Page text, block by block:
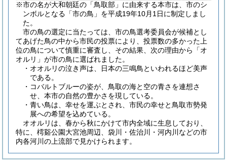
※市の名が大和朝廷の「鳥取部」に由来する本市は、市のシ
ンボルとなる「市の鳥」を平成19年10月1日に制定しまし
た。
市の鳥の選定に当たっては、市の鳥選考委員会が候補とし
てあげた鳥の中から市民の投票により、投票数の多かった上
位の鳥について慎重に審査し、その結果、次の理由から「オ
オルリ」が市の鳥に選ばれました。
・オオルリの泣き声は、日本の三鳴鳥といわれるほど美声
である。
・コバルトブルーの姿が、鳥取の海と空の青さを連想さ
せ、本市の自然の豊かさを現している。
・青い鳥は、幸せを運ぶとされ、市民の幸せと鳥取市勢発
展への希望を込めている。
オオルリは、春から秋にかけて市内全域に生息しており、
特に、樗谿公園大宮池周辺、袋川・佐治川・河内川などの市
内各河川の上流部で見かけられます。